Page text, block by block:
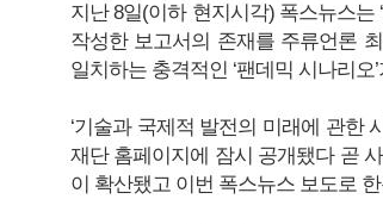
지난 8일(이하 현지시각) 폭스뉴스는
작성한 보고서의 존재를 주류언론
일치하는 충격적인 ‘팬데믹 시나리오
‘기술과 국제적 발전의 미래에 관한
재단 홈페이지에 잠시 공개됐다 곧
이 확산됐고 이번 폭스뉴스 보도로